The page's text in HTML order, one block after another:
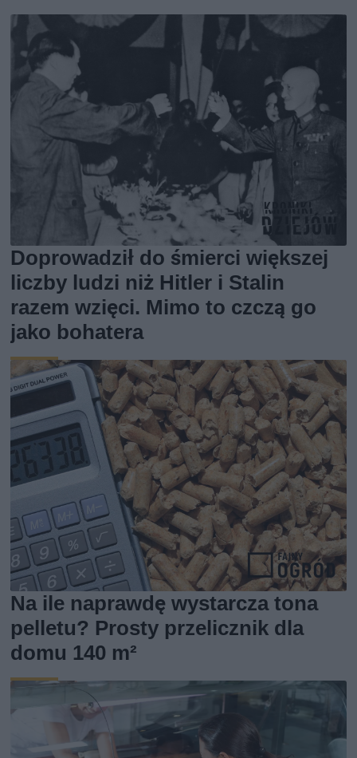
Doprowadził do śmierci większej
liczby ludzi niż Hitler i Stalin
razem wzięci. Mimo to czczą go
jako bohatera
Na ile naprawdę wystarcza tona
pelletu? Prosty przelicznik dla
domu 140 m²